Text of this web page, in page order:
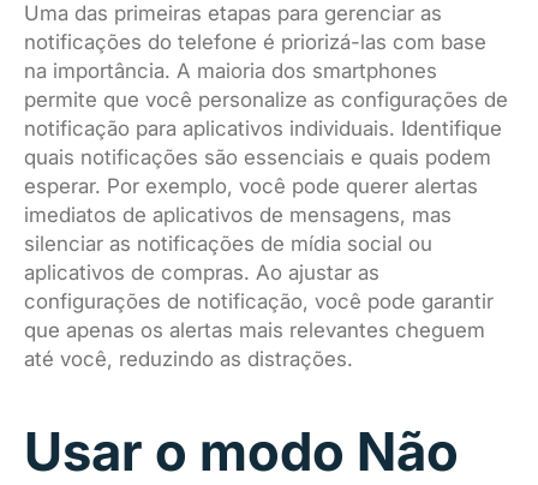
Uma das primeiras etapas para gerenciar as
notificações do telefone é priorizá-las com base
na importância. A maioria dos smartphones
permite que você personalize as configurações de
notificação para aplicativos individuais. Identifique
quais notificações são essenciais e quais podem
esperar. Por exemplo, você pode querer alertas
imediatos de aplicativos de mensagens, mas
silenciar as notificações de mídia social ou
aplicativos de compras. Ao ajustar as
configurações de notificação, você pode garantir
que apenas os alertas mais relevantes cheguem
até você, reduzindo as distrações.
Usar o modo Não